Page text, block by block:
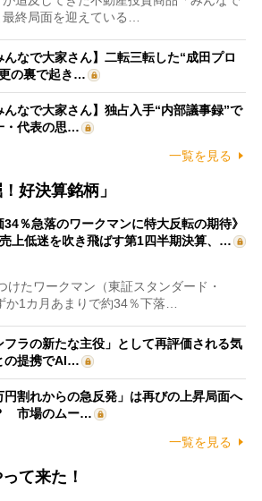
終局面を迎えている…
んなで大家さん】二転三転した“成田プロ
の裏で起き…
んなで大家さん】独占入手“内部議事録”で
・代表の思…
一覧を見る
好決算銘柄」
34％急落のワークマンに特大反転の期待》
上低迷を吹き飛ばす第1四半期決算、…
たワークマン（東証スタンダード・
か1カ月あまりで約34％下落…
ラの新たな主役」として再評価される気
の提携でAI…
円割れからの急反発」は再びの上昇局面へ
市場のムー…
一覧を見る
て来た！